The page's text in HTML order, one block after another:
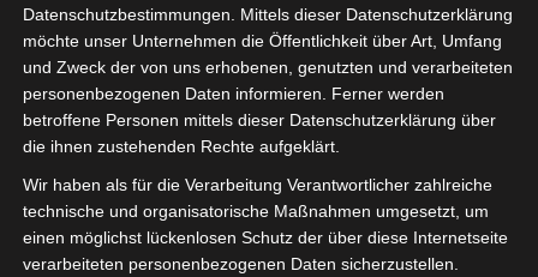
Sie befinden sich hier:Startseite»Club Africain Tunis
(CA) – Union Sportive Monastirienne (USMO)
2 Nov. 2024-
16:30
Meisterschaft Tunesien 2024/2025|
Spieltag 7
Halbzeit: -
Datenschutzbestimmungen. Mittels dieser Datenschutzerklärung
möchte unser Unternehmen die Öffentlichkeit über Art, Umfang
und Zweck der von uns erhobenen, genutzten und verarbeiteten
personenbezogenen Daten informieren. Ferner werden
betroffene Personen mittels dieser Datenschutzerklärung über
die ihnen zustehenden Rechte aufgeklärt.
Wir haben als für die Verarbeitung Verantwortlicher zahlreiche
technische und organisatorische Maßnahmen umgesetzt, um
einen möglichst lückenlosen Schutz der über diese Internetseite
verarbeiteten personenbezogenen Daten sicherzustellen.